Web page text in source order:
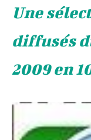
Une
diffusés
2009 en